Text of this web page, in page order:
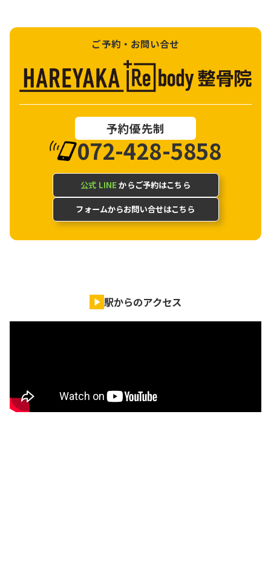
ご予約・お問い合せ
予約優先制
072-428-5858
公式 LINE からご予約はこちら
フォームからお問い合せはこちら
駅からのアクセス